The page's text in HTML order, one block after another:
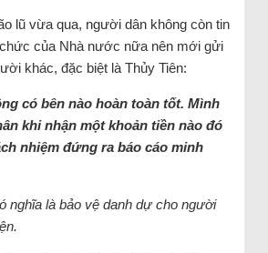
lũ vừa qua, người dân không còn tin
của Nhà nước nữa nên mới gửi
khác, đặc biệt là Thủy Tiên:
có bên nào hoàn toàn tốt. Mình
khi nhận một khoản tiền nào đó
nhiệm đứng ra báo cáo minh
nghĩa là bảo vệ danh dự cho người